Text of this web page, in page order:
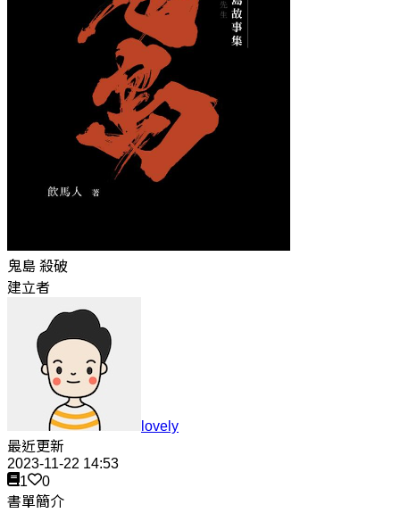
鬼島 殺破
建立者
lovely
最近更新
2023-11-22 14:53
1
0
書單簡介